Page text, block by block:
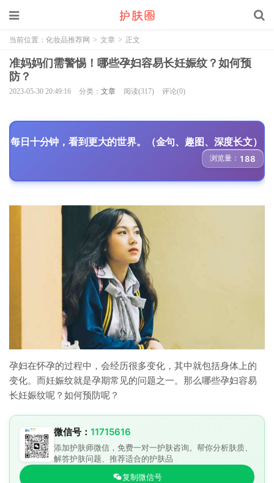
当前位置： 化妆品推荐网 > 文章 > 正文
准妈妈们需警惕！哪些孕妇容易长妊娠纹？如何预
防？
2023-05-30 20:49:16 分类： 文章 阅读(317) 评论(0)
每日十分钟，看到更大的世界。（金句、趣图、深度长文）
浏览量： 188
孕妇在怀孕的过程中，会经历很多变化，其中就包括身体上的
变化。而妊娠纹就是孕期常见的问题之一。那么哪些孕妇容易
长妊娠纹呢？如何预防呢？
微信号： 11715616
添加护肤师微信，免费一对一护肤咨询。帮你分析肤质、
解答护肤问题、推荐适合的护肤品
复制微信号